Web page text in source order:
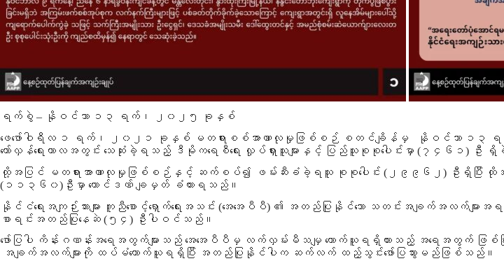
ရက်စွဲ – နိုဝင်ဘာ ၁၃ ရက်၊ ၂၀၂၅ ခုနှစ်
ဖေဖော်ဝါရီလ ၁ ရက်၊ ၂၀၂၁ ခုနှစ် မတရားစစ်အာဏာလုမှုဖြစ်စဉ် စတင်ချိန်မှ နိုဝင်ဘာ ၁၃ ရက်
တော်လှန်ရေးကာလအတွင်း သေဆုံးခဲ့ရသည့် ဒီမိုကရေစီရေး လှုပ်ရှားသူများနှင့် ပြည်သူစုစုပေါင်းမှာ (၇၄၆၁) ဦး
ထို့အပြင် မတရားအာဏာလုမှုဖြစ်စဉ်နှင့် ဆက်စပ်၍ ဖမ်းဆီးခံခဲ့ရသူ စုစုပေါင်း (၂၉၉၆၂) ဦးရှိပြီး
(၁၁၃၆၀) ဦးမှာ ထောင်ဒဏ် ချမှတ် ခံထားရသည်။
နိုင်ငံရေးအကျဉ်းသားများ ကူညီစောင့်ရှောက်ရေးအသင်း (အေအေပီပီ) ၏ အတည်ပြုနိုင်သော သတင်းအချက်အလက်များ
စာရင်းအတည်ပြုနေဆဲ (၅၄) ဦးပါဝင်သည်။
ဖော်ပြပါ ကိန်းဂဏန်းအရေအတွက်များသည် အေအေပီပီမှ လက်လှမ်းမီသမျှ ကောက်ယူရရှိထားသည့် အရေအတွက် ဖြစ်ပြီ
အချက်အလက်များကို ထပ်မံကောက်ယူရရှိပြီး အတည်ပြုနိုင်ပါက ဆက်လက် ထည့်သွင်းဖော်ပြသွားမည်ဖြစ်သည်။